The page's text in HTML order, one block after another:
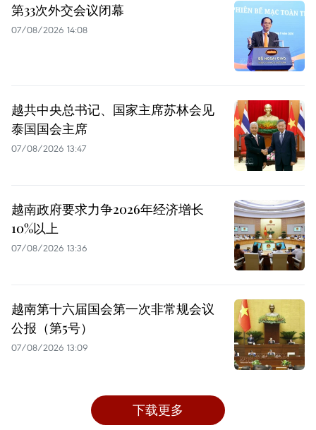
第33次外交会议闭幕
07/08/2026 14:08
越共中央总书记、国家主席苏林会见
泰国国会主席
07/08/2026 13:47
越南政府要求力争2026年经济增长
10%以上
07/08/2026 13:36
越南第十六届国会第一次非常规会议
公报（第5号）
07/08/2026 13:09
下载更多